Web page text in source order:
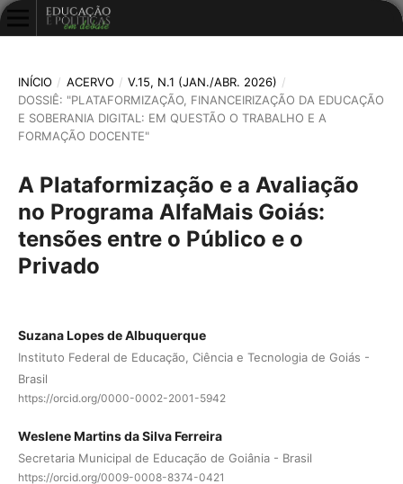
INÍCIO / ACERVO / V.15, N.1 (JAN./ABR. 2026) /
DOSSIÊ: "PLATAFORMIZAÇÃO, FINANCEIRIZAÇÃO DA EDUCAÇÃO
E SOBERANIA DIGITAL: EM QUESTÃO O TRABALHO E A
FORMAÇÃO DOCENTE"
A Plataformização e a Avaliação
no Programa AlfaMais Goiás:
tensões entre o Público e o
Privado
Suzana Lopes de Albuquerque
Instituto Federal de Educação, Ciência e Tecnologia de Goiás -
Brasil
https://orcid.org/0000-0002-2001-5942
Weslene Martins da Silva Ferreira
Secretaria Municipal de Educação de Goiânia - Brasil
https://orcid.org/0009-0008-8374-0421